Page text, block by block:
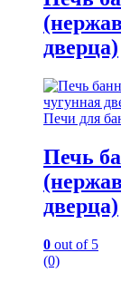
дверца)
Печи для
Печь
дверца)
0 out of 5
(0)